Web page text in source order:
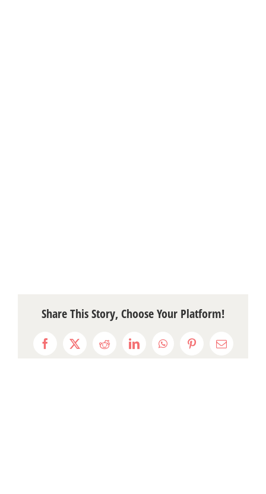
Share This Story, Choose Your Platform!
Facebook
X RedditLinkedInWhatsAppPinterestEmail